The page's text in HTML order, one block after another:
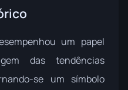
um papel
das tendências
se um símbolo